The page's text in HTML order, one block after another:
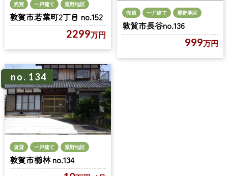
売買 一戸建て 粟野地区
敦賀市若葉町2丁目 no.152
2299万円
売買 一戸建て 粟野地区
敦賀市長谷no.136
999万円
no. 134
賃貸 一戸建て 粟野地区
敦賀市櫛林 no.134